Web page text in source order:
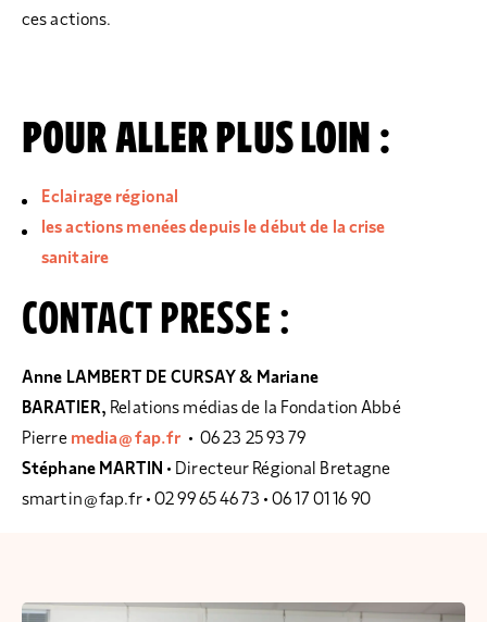
ces actions.
POUR ALLER PLUS LOIN :
Eclairage régional
les actions menées depuis le début de la crise
sanitaire
CONTACT PRESSE :
Anne LAMBERT DE CURSAY & Mariane
BARATIER, Relations médias de la Fondation Abbé
Pierre media@fap.fr • 06 23 25 93 79
Stéphane MARTIN • Directeur Régional Bretagne
smartin@fap.fr• 02 99 65 46 73 • 06 17 01 16 90